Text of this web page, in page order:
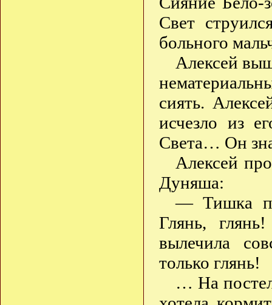
Свет
больного
Алексей
сиять.
исчезло из
Света… Он
Алексей
Дуняша:
— Тишка
Глянь,
вылечила
только глянь!
… На